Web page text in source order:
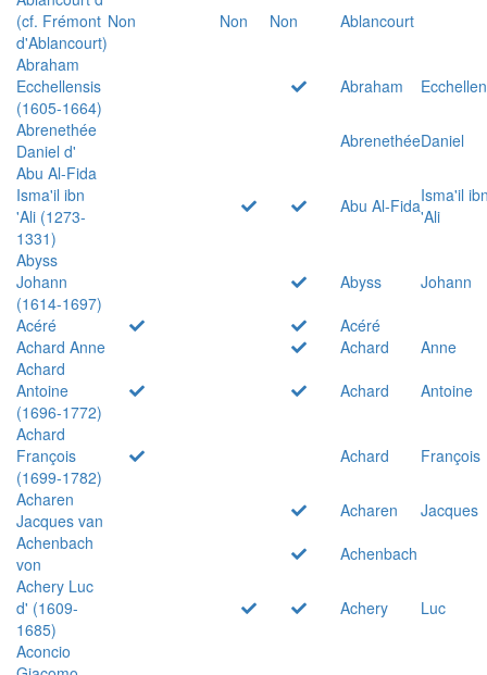
(cf. Frémont
d'Ablancourt)
Non Non Non
Ablancourt
Abraham
Ecchellensis
(1605-1664)
Abraham
Abrenethée
Daniel d'
AbrenethéeDaniel
Abu Al-Fida
Isma'il ibn
'Ali (1273-
1331)
Abu Al-FidaIsma'il
'Ali
Abyss
Johann
(1614-1697)
Abyss
Johann
Acéré
Acéré
Achard Anne
Achard
Anne
Achard
Antoine
(1696-1772)
Achard
Antoine
Achard
François
(1699-1782)
Achard
François
Acharen
Jacques van
Acharen
Jacques
Achenbach
von
Achenbach
Achery Luc
d' (1609-
1685)
Achery
Luc
Aconcio